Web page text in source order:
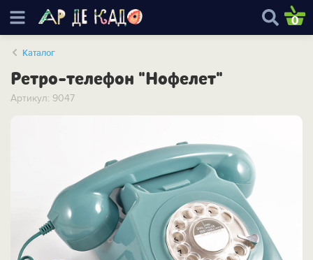
0
Каталог
Ретро-телефон "Нофелет"
Артикул: 9047